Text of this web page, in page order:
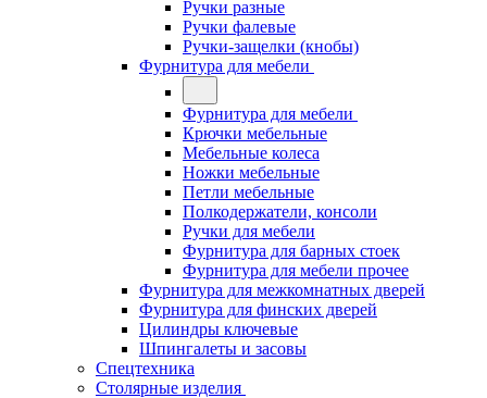
Ручки разные
Ручки фалевые
Ручки-защелки (кнобы)
Фурнитура для мебели
Фурнитура для мебели
Крючки мебельные
Мебельные колеса
Ножки мебельные
Петли мебельные
Полкодержатели, консоли
Ручки для мебели
Фурнитура для барных стоек
Фурнитура для мебели прочее
Фурнитура для межкомнатных дверей
Фурнитура для финских дверей
Цилиндры ключевые
Шпингалеты и засовы
Спецтехника
Столярные изделия